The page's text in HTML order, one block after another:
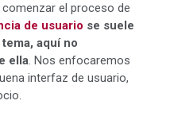
el proceso de
de usuario se suele
aquí no
ella. Nos enfocaremos
interfaz de usuario,